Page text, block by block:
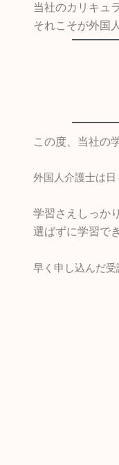
当社のカリキュ
それこそが外国
この度、当社の
外国人介護士は日
学習さえしっか
選ばずに学習で
早く申し込んだ受